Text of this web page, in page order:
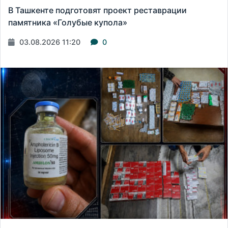
В Ташкенте подготовят проект реставрации
памятника «Голубые купола»
03.08.2026 11:20 0